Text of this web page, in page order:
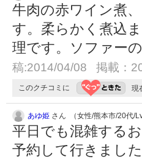
牛肉の赤ワイン煮
す。柔らかく煮込
理です。ソファー
稿:2014/04/08 掲載：
このクチコミに 現
あゆ姫 さん （女性/熊本市/20代/
平日でも混雑する
予約して行きまし